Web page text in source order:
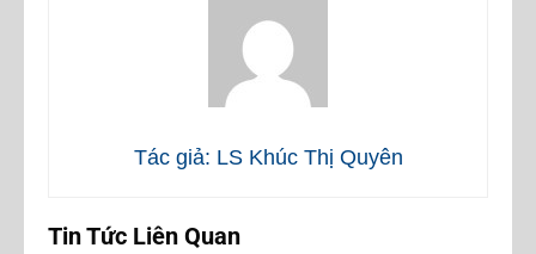
Tác giả: LS Khúc Thị Quyên
Tin Tức Liên Quan